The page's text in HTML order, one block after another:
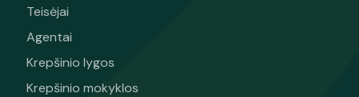
Teisėjai
Agentai
Krepšinio lygos
Krepšinio mokyklos